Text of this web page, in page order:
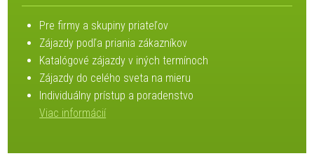
Pre firmy a skupiny priateľov
Zájazdy podľa priania zákazníkov
Katalógové zájazdy v iných termínoch
Zájazdy do celého sveta na mieru
Individuálny prístup a poradenstvo
Viac informácií